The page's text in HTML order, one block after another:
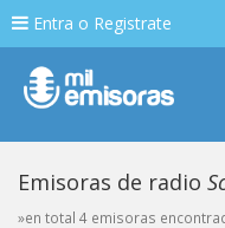
Entra o Registrate
Emisoras de radio
»en total 4 emisoras